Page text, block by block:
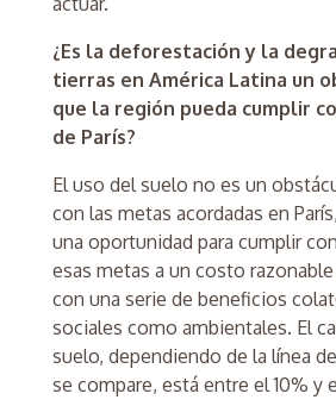
¿Es la deforestación y la
tierras en América Latina un
que la región pueda cumplir
de París?
El uso del suelo no es un
con las metas acordadas en
una oportunidad para cumplir
esas metas a un costo
con una serie de beneficios
sociales como ambientales. El
suelo, dependiendo de la línea
se compare, está entre el 10% y